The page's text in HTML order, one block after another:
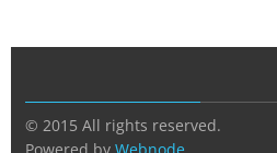
© 2015 All rights reserved.